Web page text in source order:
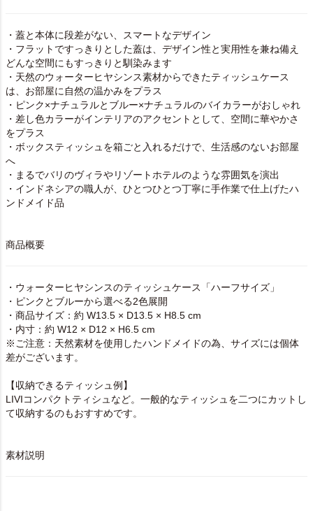
・蓋と本体に段差がない、スマートなデザイン
・フラットですっきりとした蓋は、デザイン性と実用性を兼ね備え
どんな空間にもすっきりと馴染みます
・天然のウォーターヒヤシンス素材からできたティッシュケース
は、お部屋に自然の温かみをプラス
・ピンク×ナチュラルとブルー×ナチュラルのバイカラーがおしゃれ
・差し色カラーがインテリアのアクセントとして、空間に華やかさ
をプラス
・ボックスティッシュを箱ごと入れるだけで、生活感のないお部屋
へ
・まるでバリのヴィラやリゾートホテルのような雰囲気を演出
・インドネシアの職人が、ひとつひとつ丁寧に手作業で仕上げたハ
ンドメイド品
商品概要
・ウォーターヒヤシンスのティッシュケース「ハーフサイズ」
・ピンクとブルーから選べる2色展開
・商品サイズ：約 W13.5 × D13.5 × H8.5 cm
・内寸：約 W12 × D12 × H6.5 cm
※ご注意：天然素材を使用したハンドメイドの為、サイズには個体
差がございます。
【収納できるティッシュ例】
LIVIコンパクトティシュなど。一般的なティッシュを二つにカットし
て収納するのもおすすめです。
素材説明